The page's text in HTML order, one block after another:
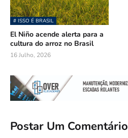
# ISSO É BRASIL
El Niño acende alerta para a
cultura do arroz no Brasil
16 Julho, 2026
Postar Um Comentário